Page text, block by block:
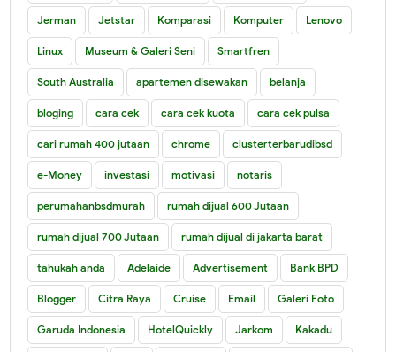
Jerman Jetstar Komparasi Komputer Lenovo
Linux Museum & Galeri Seni Smartfren
South Australia apartemen disewakan belanja
bloging cara cek cara cek kuota cara cek pulsa
cari rumah 400 jutaan chrome clusterterbarudibsd
e-Money investasi motivasi notaris
perumahanbsdmurah rumah dijual 600 Jutaan
rumah dijual 700 Jutaan rumah dijual di jakarta barat
tahukah anda Adelaide Advertisement Bank BPD
Blogger Citra Raya Cruise Email Galeri Foto
Garuda Indonesia HotelQuickly Jarkom Kakadu